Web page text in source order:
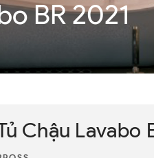
BR 2021
Chậu Lavabo